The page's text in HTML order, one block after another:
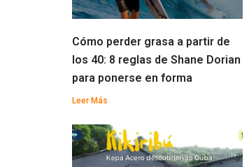
Cómo perder grasa a partir de
los 40: 8 reglas de Shane Dorian
para ponerse en forma
Leer Más